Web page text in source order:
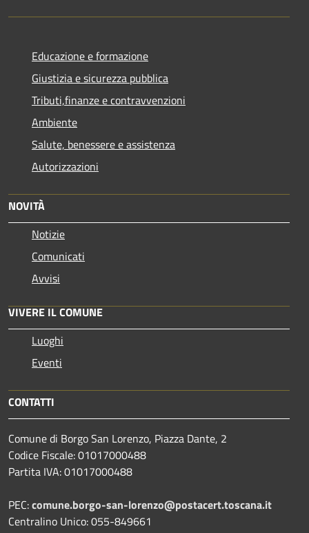
Educazione e formazione
Giustizia e sicurezza pubblica
Tributi,finanze e contravvenzioni
Ambiente
Salute, benessere e assistenza
Autorizzazioni
NOVITÀ
Notizie
Comunicati
Avvisi
VIVERE IL COMUNE
Luoghi
Eventi
CONTATTI
Comune di Borgo San Lorenzo, Piazza Dante, 2
Codice Fiscale: 01017000488
Partita IVA: 01017000488
PEC:comune.borgo-san-lorenzo@postacert.toscana.it
Centralino Unico: 055-849661